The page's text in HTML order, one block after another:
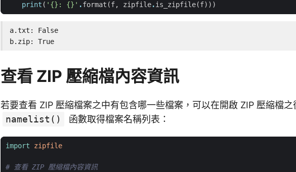
print ( ' {} : {} ' .format (f, zipfile.is_zipfile(f)))
a.txt: False
b.zip: True
查看 ZIP 壓縮檔內容資訊
若要查看 ZIP 壓縮檔案之中有包含哪一些檔案，可以在開啟 ZIP 壓縮檔之
namelist()
函數取得檔案名稱列表：
import zipfile
# 查看 ZIP 壓縮檔內容資訊